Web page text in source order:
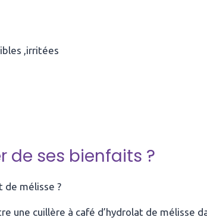
,irritées
de ses bienfaits ?
de mélisse ?
une cuillère à café d’hydrolat de mélisse